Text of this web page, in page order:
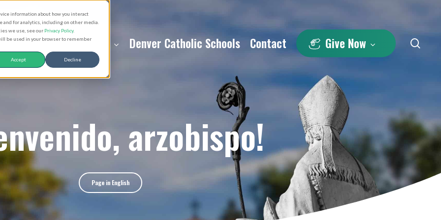
information about how you interact
for analytics, including on other media.
we use, see our Privacy Policy.
be used in your browser to remember
Accept Decline
About Resources Denver Catholic Schools Contact Give Now
arzobispo!
Page in English